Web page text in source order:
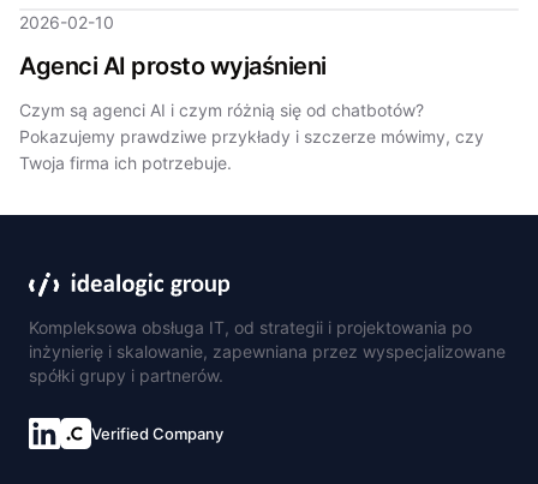
2026-02-10
Agenci AI prosto wyjaśnieni
Czym są agenci AI i czym różnią się od chatbotów?
Pokazujemy prawdziwe przykłady i szczerze mówimy, czy
Twoja firma ich potrzebuje.
Kompleksowa obsługa IT, od strategii i projektowania po
inżynierię i skalowanie, zapewniana przez wyspecjalizowane
spółki grupy i partnerów.
Połącz się na LinkedIn
Verified Company